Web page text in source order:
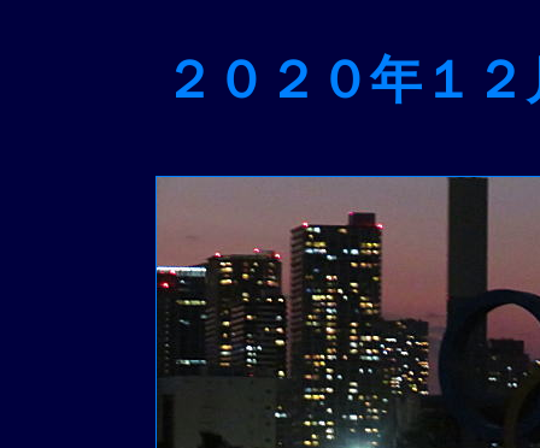
２０２０年１２